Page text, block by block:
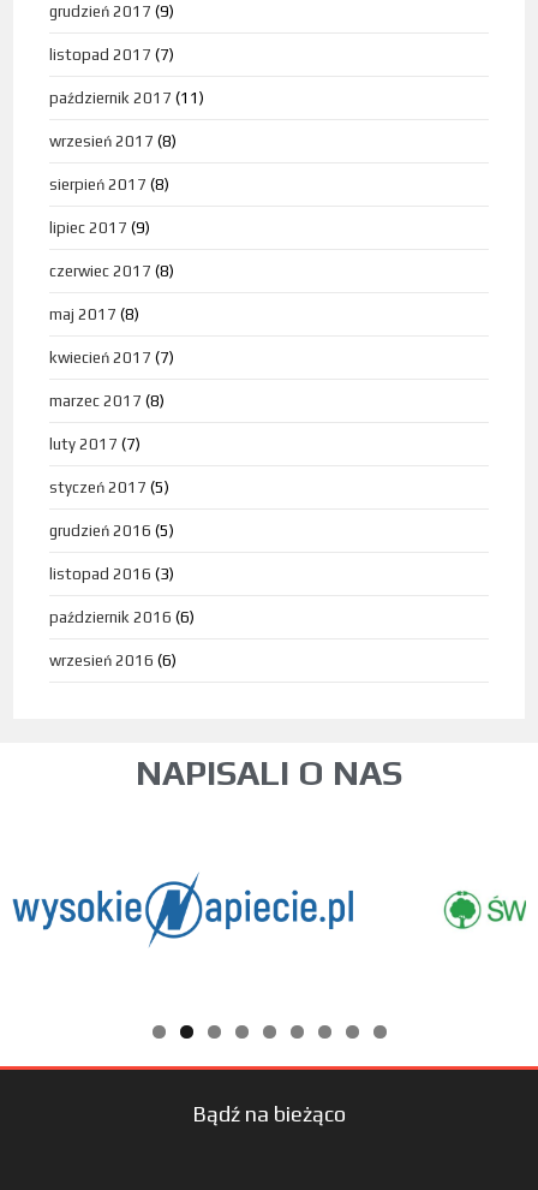
grudzień 2017 (9)
listopad 2017 (7)
październik 2017 (11)
wrzesień 2017 (8)
sierpień 2017 (8)
lipiec 2017 (9)
czerwiec 2017 (8)
maj 2017 (8)
kwiecień 2017 (7)
marzec 2017 (8)
luty 2017 (7)
styczeń 2017 (5)
grudzień 2016 (5)
listopad 2016 (3)
październik 2016 (6)
wrzesień 2016 (6)
NAPISALI O NAS
Bądź na bieżąco